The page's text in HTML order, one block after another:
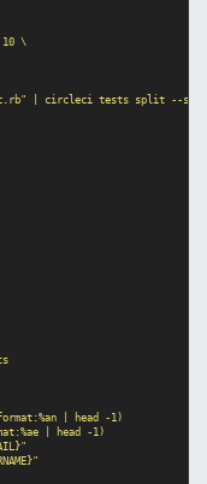
10 \
| circleci tests split --
| head -1)
| head -1)